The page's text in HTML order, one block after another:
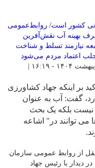
بر اینکه جهاد کشاورزی
گفت: آب به عنوان
بلکه یک بحث
توانند در" اشاعه
از روابط عمومی سازمان
دیدار با رئیس جهاد